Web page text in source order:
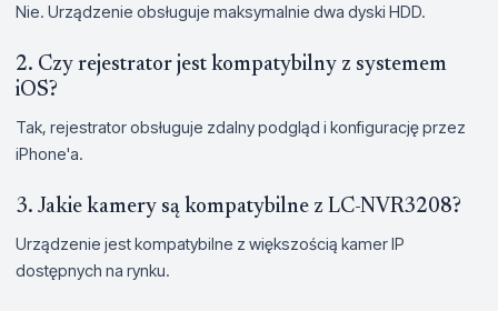
Nie. Urządzenie obsługuje maksymalnie dwa dyski HDD.
2. Czy rejestrator jest kompatybilny z systemem
iOS?
Tak, rejestrator obsługuje zdalny podgląd i konfigurację przez
iPhone'a.
3. Jakie kamery są kompatybilne z LC-NVR3208?
Urządzenie jest kompatybilne z większością kamer IP
dostępnych na rynku.